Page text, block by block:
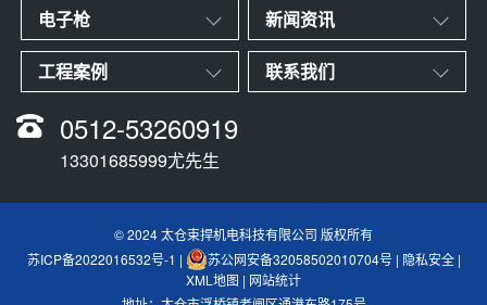
电子枪 新闻资讯
工程案例 联系我们
0512-53260919
13301685999尤先生
© 2024 太仓束捍机电科技有限公司 版权所有
苏ICP备2022016532号-1 | 苏公网安备32058502010704号| 隐私安全|
XML地图 | 网站统计